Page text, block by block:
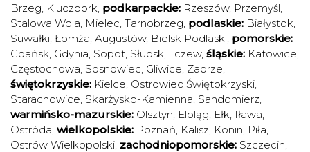
Brzeg, Kluczbork, podkarpackie: Rzeszów, Przemyśl,
Stalowa Wola, Mielec, Tarnobrzeg, podlaskie: Białystok,
Suwałki, Łomża, Augustów, Bielsk Podlaski, pomorskie:
Gdańsk, Gdynia, Sopot, Słupsk, Tczew, śląskie: Katowice,
Częstochowa, Sosnowiec, Gliwice, Zabrze,
świętokrzyskie: Kielce, Ostrowiec Świętokrzyski,
Starachowice, Skarżysko-Kamienna, Sandomierz,
warmińsko-mazurskie: Olsztyn, Elbląg, Ełk, Iława,
Ostróda, wielkopolskie: Poznań, Kalisz, Konin, Piła,
Ostrów Wielkopolski, zachodniopomorskie: Szczecin,